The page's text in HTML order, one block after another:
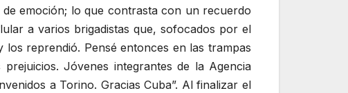
emoción; lo que contrasta con un recuerdo
a varios brigadistas que, sofocados por el
reprendió. Pensé entonces en las trampas
Jóvenes integrantes de la Agencia
a Torino. Gracias Cuba”. Al finalizar el